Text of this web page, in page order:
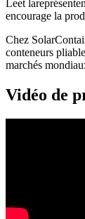
Leet
encourage la
Chez
conteneurs
marchés
Vidéo de